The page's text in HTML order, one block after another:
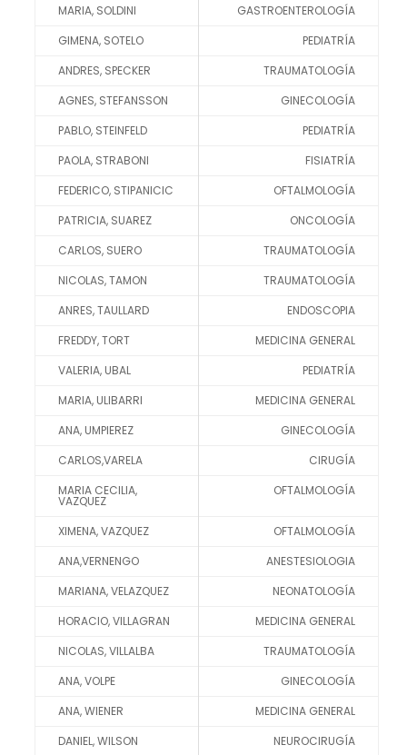
MARIA, SOLDINI
GASTROENTEROLOGÍA
GIMENA, SOTELO
PEDIATRÍA
ANDRES, SPECKER
TRAUMATOLOGÍA
AGNES, STEFANSSON
GINECOLOGÍA
PABLO, STEINFELD
PEDIATRÍA
PAOLA, STRABONI
FISIATRÍA
FEDERICO, STIPANICIC
OFTALMOLOGÍA
PATRICIA, SUAREZ
ONCOLOGÍA
CARLOS, SUERO
TRAUMATOLOGÍA
NICOLAS, TAMON
TRAUMATOLOGÍA
ANRES, TAULLARD
ENDOSCOPIA
FREDDY, TORT
MEDICINA GENERAL
VALERIA, UBAL
PEDIATRÍA
MARIA, ULIBARRI
MEDICINA GENERAL
ANA, UMPIEREZ
GINECOLOGÍA
CARLOS,VARELA
CIRUGÍA
MARIA CECILIA,
VAZQUEZ
OFTALMOLOGÍA
XIMENA, VAZQUEZ
OFTALMOLOGÍA
ANA,VERNENGO
ANESTESIOLOGIA
MARIANA, VELAZQUEZ
NEONATOLOGÍA
HORACIO, VILLAGRAN
MEDICINA GENERAL
NICOLAS, VILLALBA
TRAUMATOLOGÍA
ANA, VOLPE
GINECOLOGÍA
ANA, WIENER
MEDICINA GENERAL
DANIEL, WILSON
NEUROCIRUGÍA